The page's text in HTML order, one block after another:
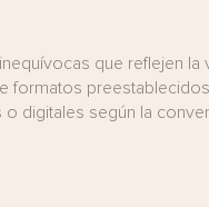
que reflejen la
formatos
digitales según la